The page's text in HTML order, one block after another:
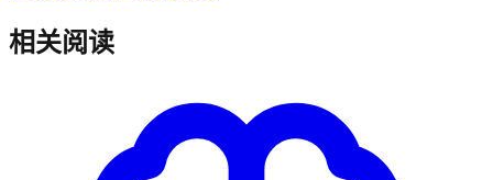
相关阅读